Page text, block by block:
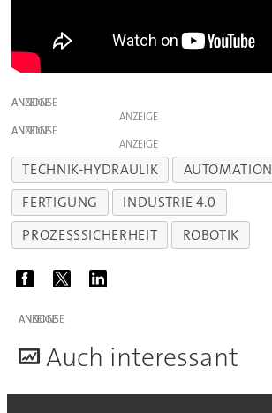
ANZEIGE
ANZEIGE
ANZEIGE
ANZEIGE
TECHNIK-HYDRAULIK
AUTOMATION
FERTIGUNG
INDUSTRIE 4.0
PROZESSSICHERHEIT
ROBOTIK
ANZEIGE
Auch interessant